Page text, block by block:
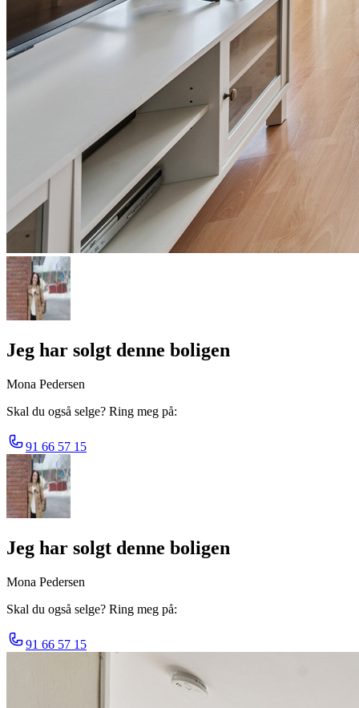
Jeg har solgt denne boligen
Mona Pedersen
Skal du også selge? Ring meg på:
91 66 57 15
Jeg har solgt denne boligen
Mona Pedersen
Skal du også selge? Ring meg på:
91 66 57 15